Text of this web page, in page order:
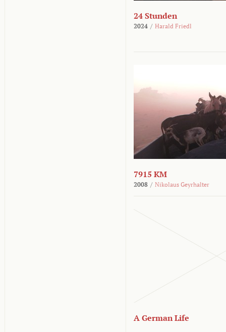
24 Stunden
2024 / Harald Friedl
7915 KM
2008 / Nikolaus Geyrhalter
A German Life